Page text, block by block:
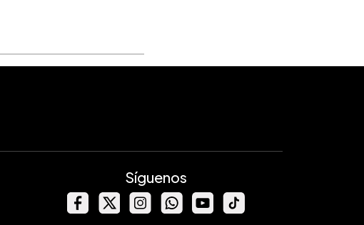
Síguenos